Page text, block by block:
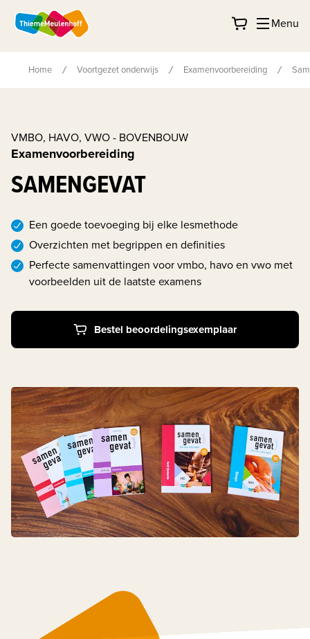
Menu
Home Voortgezet onderwijs Examenvoorbereiding
VMBO, HAVO, VWO - BOVENBOUW
Examenvoorbereiding
SAMENGEVAT
Een goede toevoeging bij elke lesmethode
Overzichten met begrippen en definities
Perfecte samenvattingen voor vmbo, havo en vwo met
voorbeelden uit de laatste examens
Bestel beoordelingsexemplaar